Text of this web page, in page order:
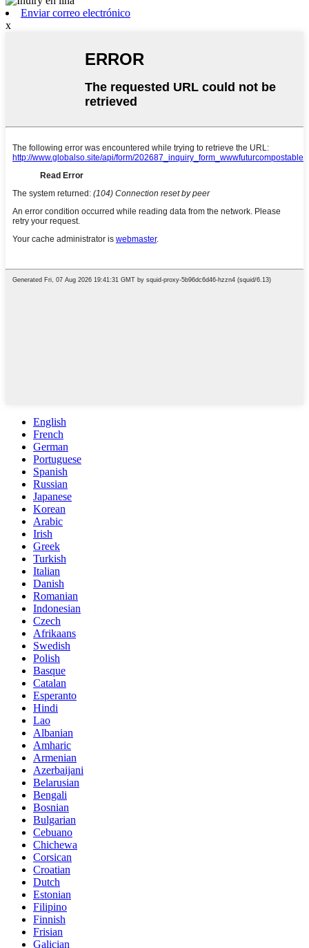
Enviar correo electrónico
x
English
French
German
Portuguese
Spanish
Russian
Japanese
Korean
Arabic
Irish
Greek
Turkish
Italian
Danish
Romanian
Indonesian
Czech
Afrikaans
Swedish
Polish
Basque
Catalan
Esperanto
Hindi
Lao
Albanian
Amharic
Armenian
Azerbaijani
Belarusian
Bengali
Bosnian
Bulgarian
Cebuano
Chichewa
Corsican
Croatian
Dutch
Estonian
Filipino
Finnish
Frisian
Galician